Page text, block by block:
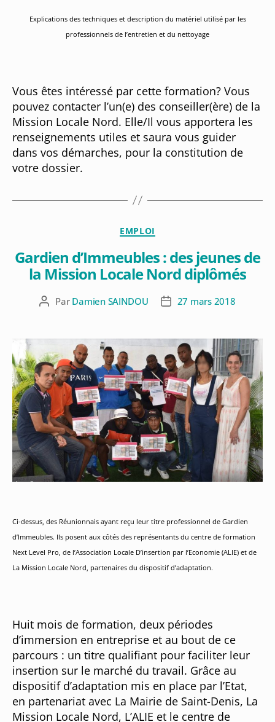
Explications des techniques et description du matériel utilisé par les
professionnels de l’entretien et du nettoyage
Vous êtes intéressé par cette formation? Vous
pouvez contacter l’un(e) des conseiller(ère) de la
Mission Locale Nord. Elle/Il vous apportera les
renseignements utiles et saura vous guider
dans vos démarches, pour la constitution de
votre dossier.
EMPLOI
Gardien d’Immeubles : des jeunes de
la Mission Locale Nord diplômés
Par Damien SAINDOU 27 mars 2018
Ci-dessus, des Réunionnais ayant reçu leur titre professionnel de Gardien
d’Immeubles. Ils posent aux côtés des représentants du centre de formation
Next Level Pro, de l’Association Locale D’insertion par l’Economie (ALIE) et de
La Mission Locale Nord, partenaires du dispositif d’adaptation.
Huit mois de formation, deux périodes
d’immersion en entreprise et au bout de ce
parcours : un titre qualifiant pour faciliter leur
insertion sur le marché du travail. Grâce au
dispositif d’adaptation mis en place par l’Etat,
en partenariat avec La Mairie de Saint-Denis, La
Mission Locale Nord, L’ALIE et le centre de